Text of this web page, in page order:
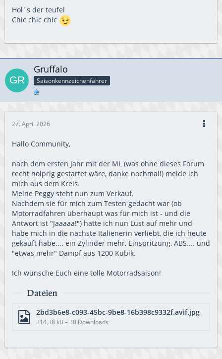
Hol´s der teufel
Chic chic chic
Gruffalo
Saisonkennzeichenfahrer
27. April 2026
Hallo Community,
nach dem ersten Jahr mit der ML (was ohne dieses Forum
recht holprig gestartet wäre, danke nochmal!) melde ich
mich aus dem Kreis.
Meine Peggy steht nun zum Verkauf.
Nachdem sie für mich zum Testen gedacht war (ob
Motorradfahren überhaupt was für mich ist - und die
Antwort ist "Jaaaaa!") hatte ich nun Lust auf mehr und
habe mich in die nächste Italienerin verliebt, die ich heute
gekauft habe.... ein Zylinder mehr, Einspritzung, ABS.... und
"etwas mehr" Dampf aus 1200 Kubik.
Ich wünsche Euch eine tolle Motorradsaison!
Dateien
2bd3b6e8-c093-45bc-9be8-16b398c9332f.avif.jpg
314,38 kB – 30 Downloads